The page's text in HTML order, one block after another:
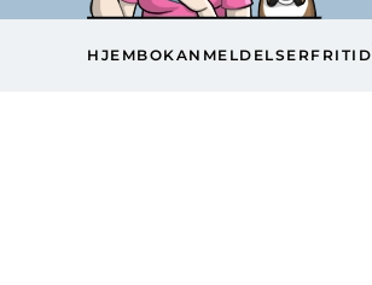
HJEMBOKANMELDELSERFRITID